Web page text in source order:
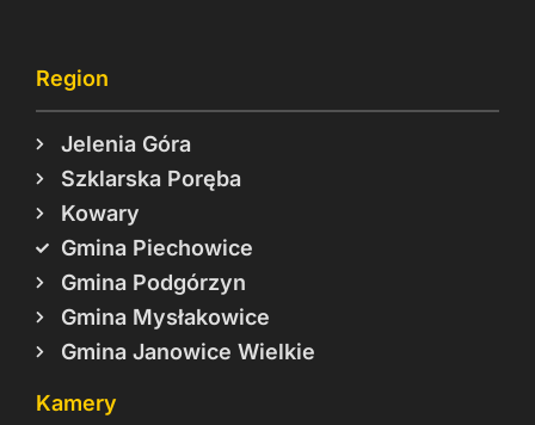
Region
Jelenia Góra
Szklarska Poręba
Kowary
Gmina Piechowice
Gmina Podgórzyn
Gmina Mysłakowice
Gmina Janowice Wielkie
Kamery